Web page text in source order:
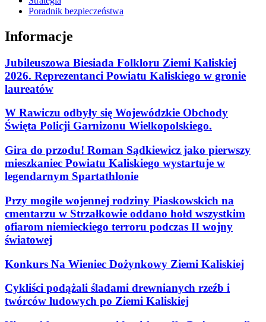
Poradnik bezpieczeństwa
Informacje
Jubileuszowa Biesiada Folkloru Ziemi Kaliskiej
2026. Reprezentanci Powiatu Kaliskiego w gronie
laureatów
W Rawiczu odbyły się Wojewódzkie Obchody
Święta Policji Garnizonu Wielkopolskiego.
Gira do przodu! Roman Sądkiewicz jako pierwszy
mieszkaniec Powiatu Kaliskiego wystartuje w
legendarnym Spartathlonie
Przy mogile wojennej rodziny Piaskowskich na
cmentarzu w Strzałkowie oddano hołd wszystkim
ofiarom niemieckiego terroru podczas II wojny
światowej
Konkurs Na Wieniec Dożynkowy Ziemi Kaliskiej
Cykliści podążali śladami drewnianych rzeźb i
twórców ludowych po Ziemi Kaliskiej